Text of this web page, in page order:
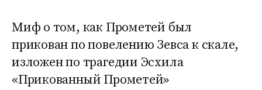
Миф о том, как Прометей был
прикован по повелению Зевса к скале,
изложен по трагедии Эсхила
«Прикованный Прометей»